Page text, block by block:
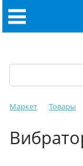
Маркет Товары